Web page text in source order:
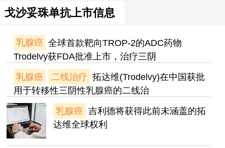
戈沙妥珠单抗上市信息
乳腺癌 全球首款靶向TROP-2的ADC药物
Trodelvy获FDA批准上市，治疗三阴
乳腺癌 二线治疗 拓达维(Trodelvy)在中国获批
用于转移性三阴性乳腺癌的二线治
乳腺癌 吉利德将获得此前未涵盖的拓
达维全球权利